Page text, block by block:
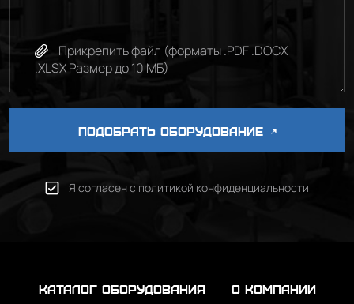
Прикрепить файл (форматы .PDF .DOCX
.XLSX Размер до 10 МБ)
ПОДОБРАТЬ ОБОРУДОВАНИЕ
Я согласен с политикой конфиденциальности
каталог оборудования
о компании